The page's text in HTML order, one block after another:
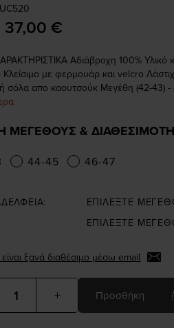
37,00 €
Αδιάβροχη 100% Υλικό
Κλείσιμο με φερμουάρ και velcro
σόλα απο καουτσούκ Μεγέθη (42-43)
ΜΕΓΕΘΟΥΣ &
44-45 46-47
ΕΠΙΛΕΞΤΕ
ΕΠΙΛΕΞΤΕ
ξανά διαθέσιμο μέσω email
+ Προσθήκη